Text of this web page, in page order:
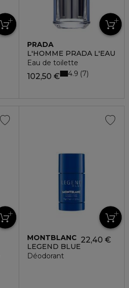
PRADA
L'HOMME PRADA L'EAU
Eau de toilette
102,50 € 4.9 7
MONTBLANC
LEGEND BLUE
Déodorant
22,40 €